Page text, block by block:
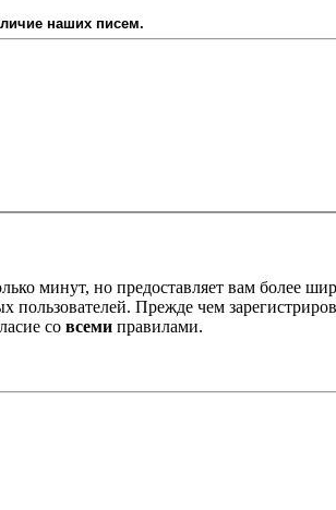
наших писем.
минут, но предоставляет вам более
Прежде чем
со всеми правилами.